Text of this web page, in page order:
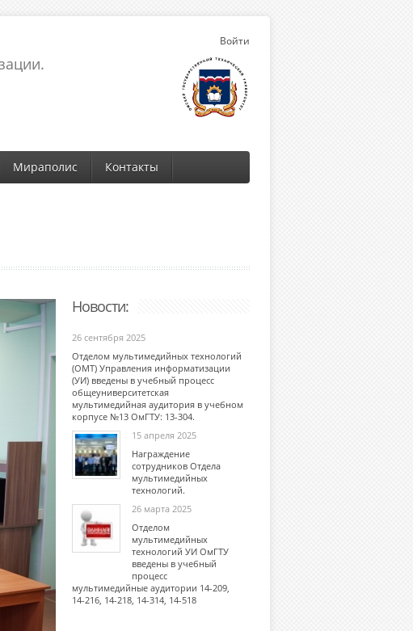
Войти
Мираполис Контакты
Новости:
26 сентября 2025
Отделом мультимедийных технологий
(ОМТ) Управления информатизации
(УИ) введены в учебный процесс
общеуниверситетская
мультимедийная аудитория в учебном
корпусе №13 ОмГТУ: 13-304.
15 апреля 2025
Награждение
сотрудников Отдела
мультимедийных
технологий.
26 марта 2025
Отделом
мультимедийных
технологий УИ ОмГТУ
введены в учебный
процесс
мультимедийные аудитории 14-209,
14-216, 14-218, 14-314, 14-518